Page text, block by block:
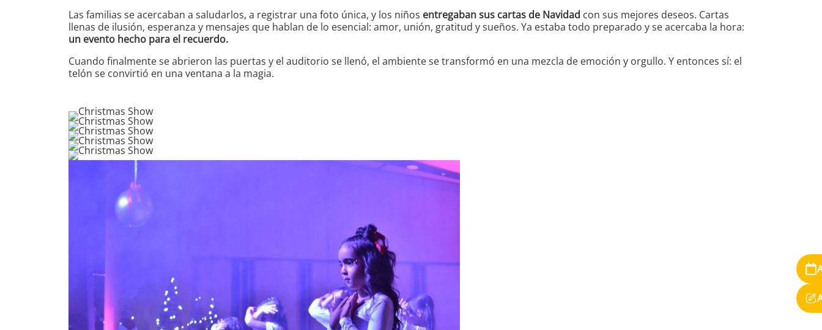
Las familias se acercaban a saludarlos, a registrar una foto única, y los niños entregaban sus cartas de Navidad con sus mejores deseos. Cartas
llenas de ilusión, esperanza y mensajes que hablan de lo esencial: amor, unión, gratitud y sueños. Ya estaba todo preparado y se acercaba la hora:
un evento hecho para el recuerdo.
Cuando finalmente se abrieron las puertas y el auditorio se llenó, el ambiente se transformó en una mezcla de emoción y orgullo. Y entonces sí: el
telón se convirtió en una ventana a la magia.